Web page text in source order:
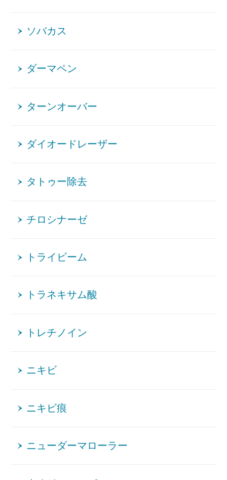
ソバカス
ダーマペン
ターンオーバー
ダイオードレーザー
タトゥー除去
チロシナーゼ
トライビーム
トラネキサム酸
トレチノイン
ニキビ
ニキビ痕
ニューダーマローラー